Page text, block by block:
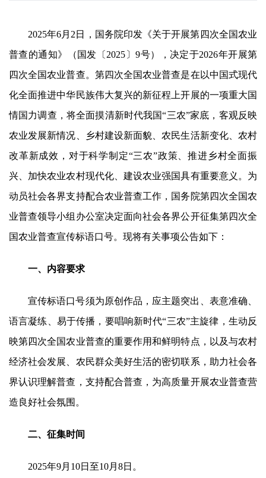
2025年6月2日，国务院印发《关于开展第四次全国农业
普查的通知》（国发〔2025〕9号），决定于2026年开展第
四次全国农业普查。第四次全国农业普查是在以中国式现代
化全面推进中华民族伟大复兴的新征程上开展的一项重大国
情国力调查，将全面摸清新时代我国“三农”家底，客观反映
农业发展新情况、乡村建设新面貌、农民生活新变化、农村
改革新成效，对于科学制定“三农”政策、推进乡村全面振
兴、加快农业农村现代化、建设农业强国具有重要意义。为
动员社会各界支持配合农业普查工作，国务院第四次全国农
业普查领导小组办公室决定面向社会各界公开征集第四次全
国农业普查宣传标语口号。现将有关事项公告如下：
一、内容要求
宣传标语口号须为原创作品，应主题突出、表意准确、
语言凝练、易于传播，要唱响新时代“三农”主旋律，生动反
映第四次全国农业普查的重要作用和鲜明特点，以及与农村
经济社会发展、农民群众美好生活的密切联系，助力社会各
界认识理解普查，支持配合普查，为高质量开展农业普查营
造良好社会氛围。
二、征集时间
2025年9月10日至10月8日。